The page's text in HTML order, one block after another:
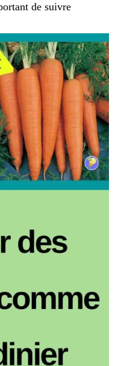
de suivre